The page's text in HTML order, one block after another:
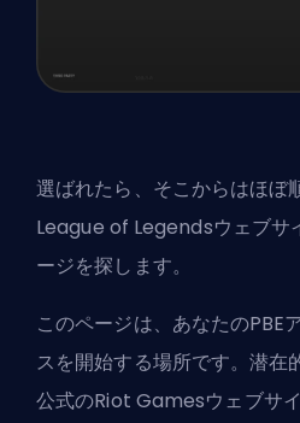
選ばれたら、そこからはほぼ
League of Legendsウェブサ
ージを探します。
このページは、あなたのPBE
スを開始する場所です。潜在
公式のRiot Gamesウェブサ